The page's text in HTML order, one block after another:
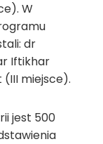
W
dr
Iftikhar
(III miejsce).
jest 500